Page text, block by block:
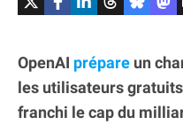
OpenAI prépare un
les utilisateurs
franchi le cap du